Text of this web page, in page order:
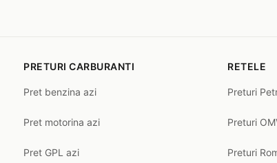
PRETURI CARBURANTI
Pret benzina azi
Pret motorina azi
Pret GPL azi
RETELE
Preturi
Preturi
Preturi